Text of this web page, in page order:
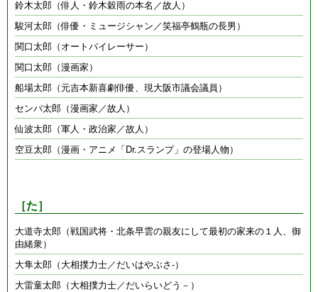
鈴木太郎（俳人・鈴木穀雨の本名／故人）
駿河太郎（俳優・ミュージシャン／笑福亭鶴瓶の長男）
関口太郎（オートバイレーサー）
関口太郎（漫画家）
船場太郎（元吉本新喜劇俳優、現大阪市議会議員）
センバ太郎（漫画家／故人）
仙波太郎（軍人・政治家／故人）
空豆太郎（漫画・アニメ「Dr.スランプ」の登場人物）
［た］
大道寺太郎（戦国武将・北条早雲の親友にして最初の家来の１人、御
由緒衆）
大隼太郎（大相撲力士／だいはやぶさ-）
大雷童太郎（大相撲力士／だいらいどう－）